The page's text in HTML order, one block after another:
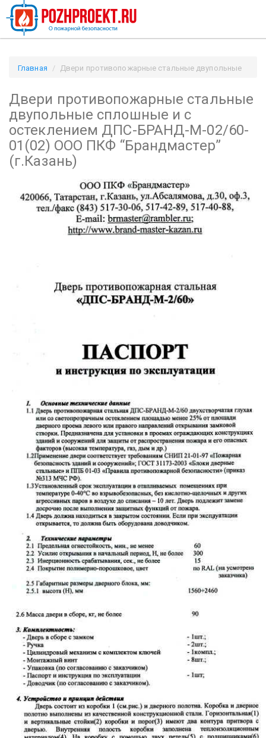
Главная
Двери противопожарные стальные двупольные
ПКФ “Брандмастер” (г.Казань) / Pozhproekt.ru
Двери противопожарные стальные
двупольные сплошные и с
остеклением ДПС-БРАНД-М-02/60-
01(02) ООО ПКФ “Брандмастер”
(г.Казань)